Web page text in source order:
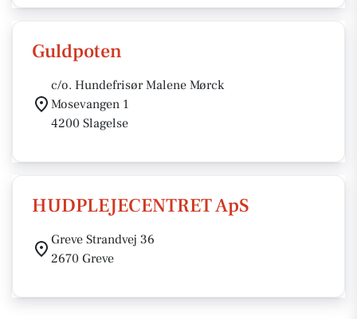
Guldpoten
c/o. Hundefrisør Malene Mørck
Mosevangen 1
4200 Slagelse
HUDPLEJECENTRET ApS
Greve Strandvej 36
2670 Greve